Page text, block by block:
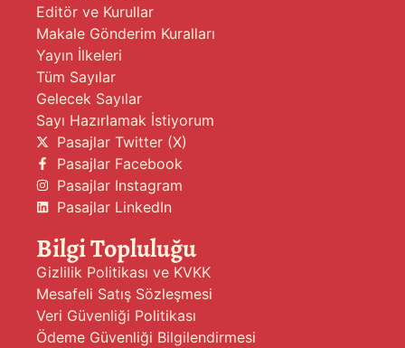
Editör ve Kurullar
Makale Gönderim Kuralları
Yayın İlkeleri
Tüm Sayılar
Gelecek Sayılar
Sayı Hazırlamak İstiyorum
Pasajlar Twitter (X)
Pasajlar Facebook
Pasajlar Instagram
Pasajlar LinkedIn
Bilgi Topluluğu
Gizlilik Politikası ve KVKK
Mesafeli Satış Sözleşmesi
Veri Güvenliği Politikası
Ödeme Güvenliği Bilgilendirmesi